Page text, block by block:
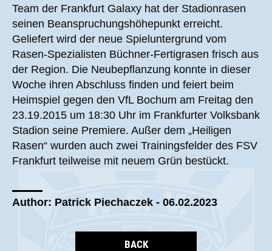
Team der Frankfurt Galaxy hat der Stadionrasen
seinen Beanspruchungshöhepunkt erreicht.
Geliefert wird der neue Spieluntergrund vom
Rasen-Spezialisten Büchner-Fertigrasen frisch aus
der Region. Die Neubepflanzung konnte in dieser
Woche ihren Abschluss finden und feiert beim
Heimspiel gegen den VfL Bochum am Freitag den
23.19.2015 um 18:30 Uhr im Frankfurter Volksbank
Stadion seine Premiere. Außer dem „Heiligen
Rasen“ wurden auch zwei Trainingsfelder des FSV
Frankfurt teilweise mit neuem Grün bestückt.
Author: Patrick Piechaczek - 06.02.2023
BACK